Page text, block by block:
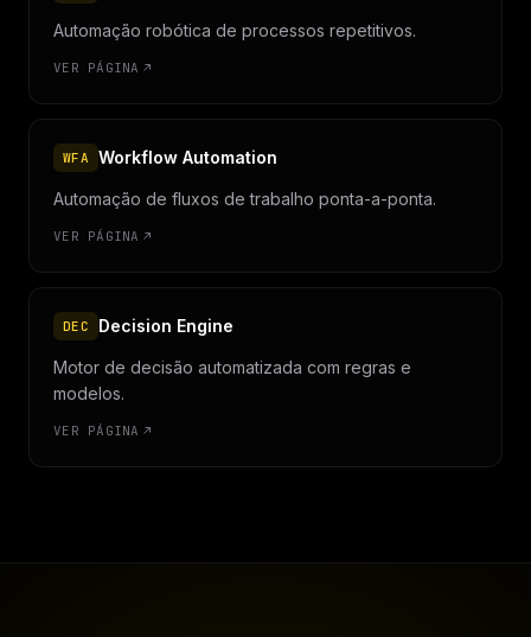
Automação robótica de processos repetitivos.
VER PÁGINA
WFA Workflow Automation
Automação de fluxos de trabalho ponta-a-ponta.
VER PÁGINA
DEC Decision Engine
Motor de decisão automatizada com regras e
modelos.
VER PÁGINA